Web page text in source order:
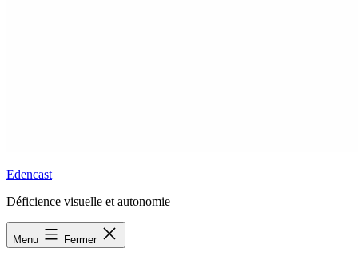
Edencast
Déficience visuelle et autonomie
Menu Fermer